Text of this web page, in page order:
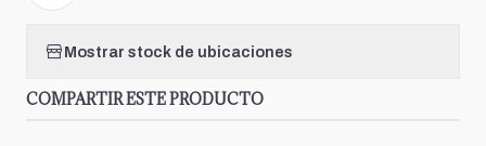
Mostrar stock de ubicaciones
COMPARTIR ESTE PRODUCTO